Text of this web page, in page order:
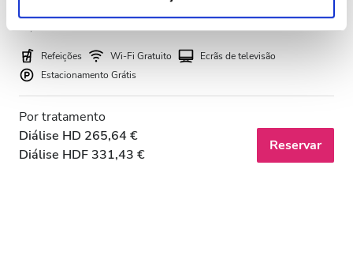
que lhes forneceu ou recolhidas por estes a partir da sua
utilização dos respetivos serviços.
17,03 km do centro da cidade
Refeições Wi-Fi Gratuito
Ecrãs de televisão
Estacionamento Grátis
Por tratamento
Diálise HD 265,64 €
Diálise HDF 331,43 €
Reservar